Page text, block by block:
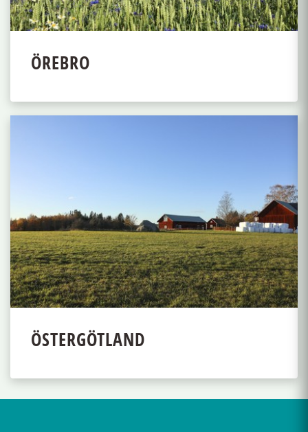
ÖREBRO
ÖSTERGÖTLAND